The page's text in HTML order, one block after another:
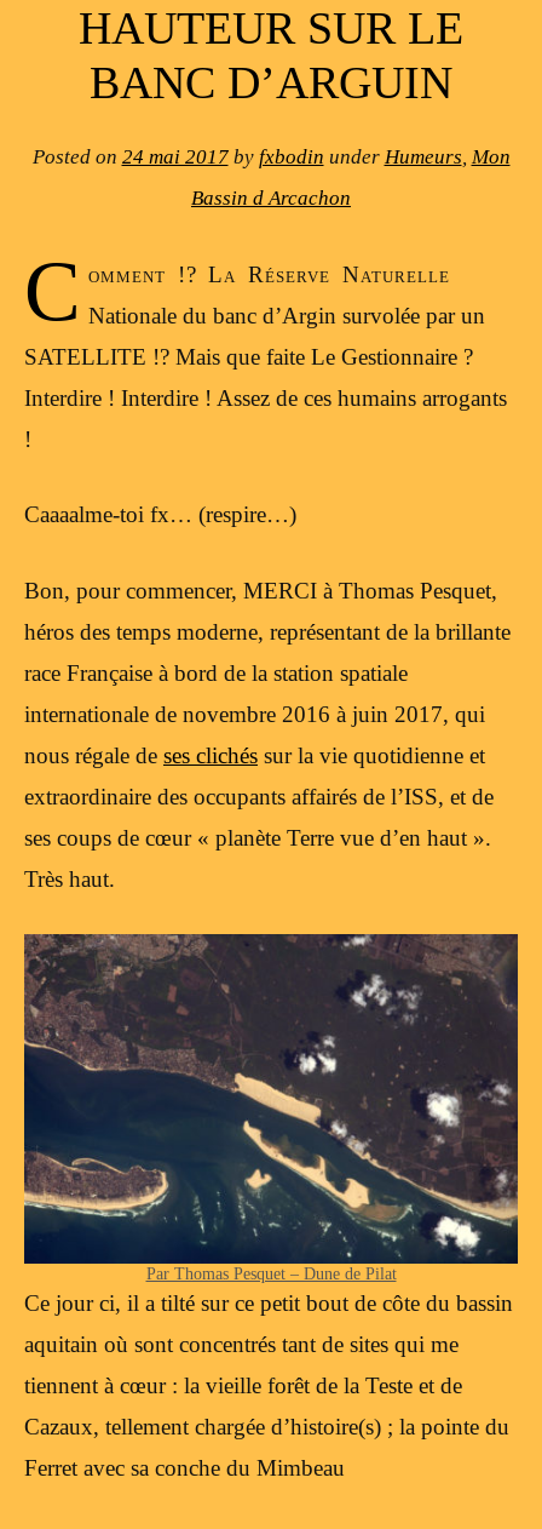
HAUTEUR SUR LE
BANC D’ARGUIN
Posted on 24 mai 2017by fxbodin under Humeurs, Mon
Bassin d Arcachon
C omment !? La Réserve Naturelle
Nationale du banc d’Argin survolée par un
SATELLITE !? Mais que faite Le Gestionnaire ?
Interdire ! Interdire ! Assez de ces humains arrogants
!
Caaaalme-toi fx… (respire…)
Bon, pour commencer, MERCI à Thomas Pesquet,
héros des temps moderne, représentant de la brillante
race Française à bord de la station spatiale
internationale de novembre 2016 à juin 2017, qui
nous régale de ses clichés sur la vie quotidienne et
extraordinaire des occupants affairés de l’ISS, et de
ses coups de cœur « planète Terre vue d’en haut ».
Très haut.
Par Thomas Pesquet – Dune de Pilat
Ce jour ci, il a tilté sur ce petit bout de côte du bassin
aquitain où sont concentrés tant de sites qui me
tiennent à cœur : la vieille forêt de la Teste et de
Cazaux, tellement chargée d’histoire(s) ; la pointe du
Ferret avec sa conche du Mimbeau